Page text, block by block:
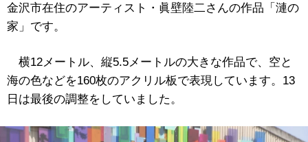
金沢市在住のアーティスト・眞壁陸二さんの作品「漣の
家」です。
横12メートル、縦5.5メートルの大きな作品で、空と
海の色などを160枚のアクリル板で表現しています。13
日は最後の調整をしていました。